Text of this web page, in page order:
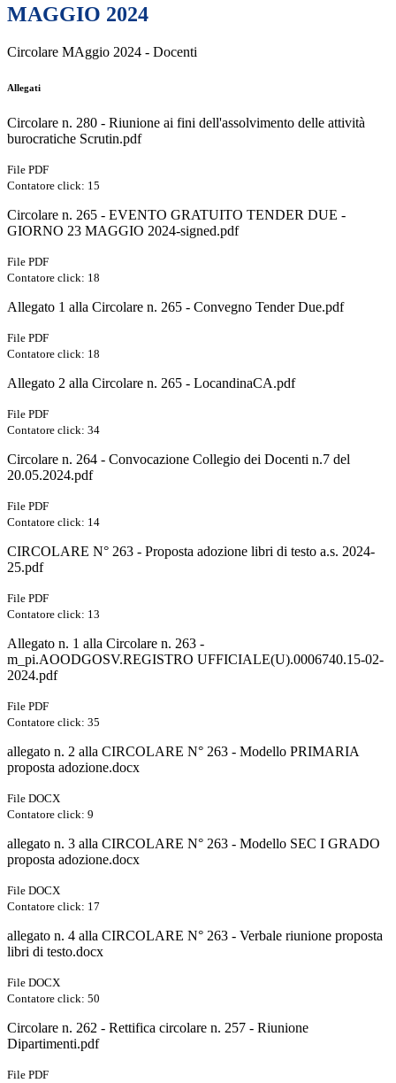
MAGGIO 2024
Circolare MAggio 2024 - Docenti
Allegati
Circolare n. 280 - Riunione ai fini dell'assolvimento delle attività
burocratiche Scrutin.pdf
File PDF
Contatore click: 15
Circolare n. 265 - EVENTO GRATUITO TENDER DUE -
GIORNO 23 MAGGIO 2024-signed.pdf
File PDF
Contatore click: 18
Allegato 1 alla Circolare n. 265 - Convegno Tender Due.pdf
File PDF
Contatore click: 18
Allegato 2 alla Circolare n. 265 - LocandinaCA.pdf
File PDF
Contatore click: 34
Circolare n. 264 - Convocazione Collegio dei Docenti n.7 del
20.05.2024.pdf
File PDF
Contatore click: 14
CIRCOLARE N° 263 - Proposta adozione libri di testo a.s. 2024-
25.pdf
File PDF
Contatore click: 13
Allegato n. 1 alla Circolare n. 263 -
m_pi.AOODGOSV.REGISTRO UFFICIALE(U).0006740.15-02-
2024.pdf
File PDF
Contatore click: 35
allegato n. 2 alla CIRCOLARE N° 263 - Modello PRIMARIA
proposta adozione.docx
File DOCX
Contatore click: 9
allegato n. 3 alla CIRCOLARE N° 263 - Modello SEC I GRADO
proposta adozione.docx
File DOCX
Contatore click: 17
allegato n. 4 alla CIRCOLARE N° 263 - Verbale riunione proposta
libri di testo.docx
File DOCX
Contatore click: 50
Circolare n. 262 - Rettifica circolare n. 257 - Riunione
Dipartimenti.pdf
File PDF